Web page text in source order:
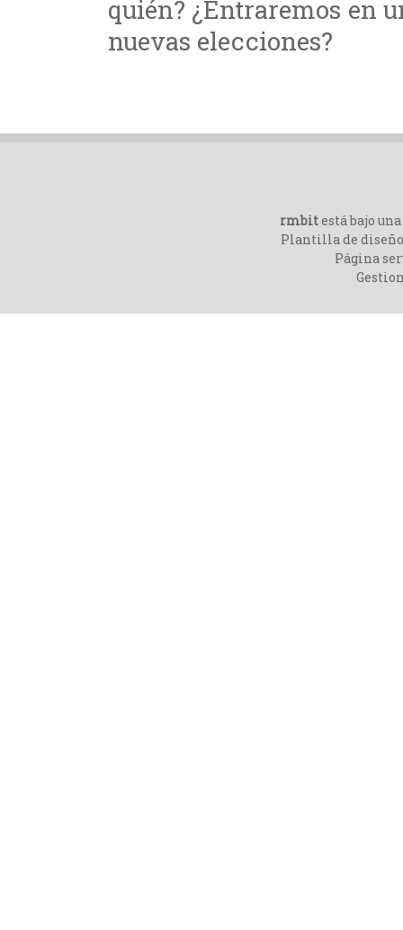
quién? ¿Entraremos en
nuevas elecciones?
rmbitestá bajo una
Plantilla de
Página